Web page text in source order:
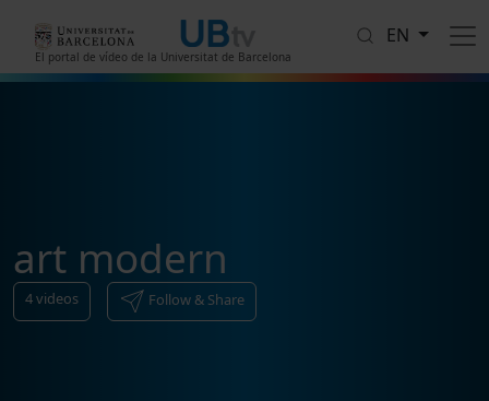
El portal de vídeo de la Universitat de Barcelona
EN
art modern
4videos Follow & Share